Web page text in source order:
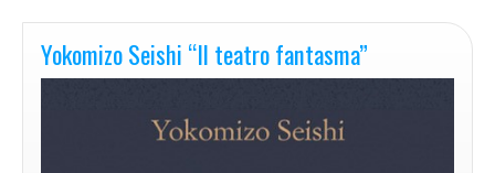
Yokomizo Seishi “Il teatro fantasma”